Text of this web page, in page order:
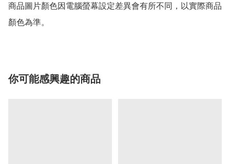
商品圖片顏色因電腦螢幕設定差異會有所不同，以實際商品
你可能感興趣的商品